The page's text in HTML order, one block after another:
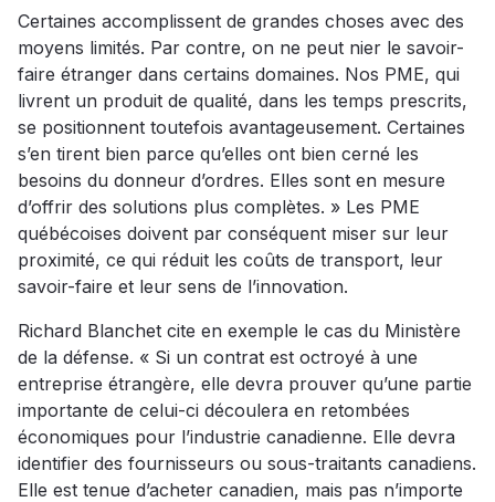
Certaines accomplissent de grandes choses avec des
moyens limités. Par contre, on ne peut nier le savoir-
faire étranger dans certains domaines. Nos PME, qui
livrent un produit de qualité, dans les temps prescrits,
se positionnent toutefois avantageusement. Certaines
s’en tirent bien parce qu’elles ont bien cerné les
besoins du donneur d’ordres. Elles sont en mesure
d’offrir des solutions plus complètes. » Les PME
québécoises doivent par conséquent miser sur leur
proximité, ce qui réduit les coûts de transport, leur
savoir-faire et leur sens de l’innovation.
Richard Blanchet cite en exemple le cas du Ministère
de la défense. « Si un contrat est octroyé à une
entreprise étrangère, elle devra prouver qu’une partie
importante de celui-ci découlera en retombées
économiques pour l’industrie canadienne. Elle devra
identifier des fournisseurs ou sous-traitants canadiens.
Elle est tenue d’acheter canadien, mais pas n’importe